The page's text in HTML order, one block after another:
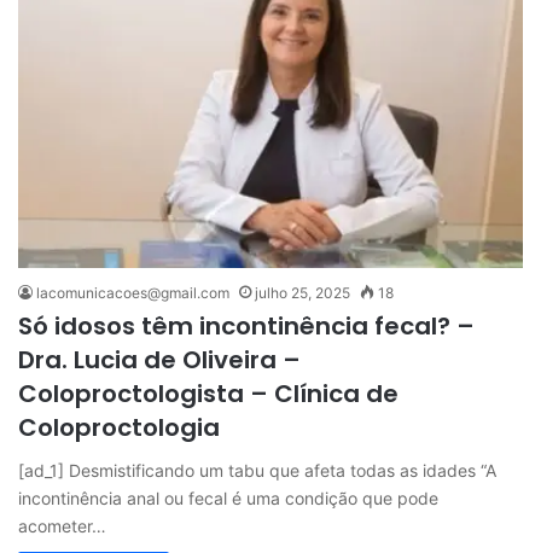
lacomunicacoes@gmail.com julho 25, 2025 18
Só idosos têm incontinência fecal? –
Dra. Lucia de Oliveira –
Coloproctologista – Clínica de
Coloproctologia
[ad_1] Desmistificando um tabu que afeta todas as idades “A
incontinência anal ou fecal é uma condição que pode
acometer…